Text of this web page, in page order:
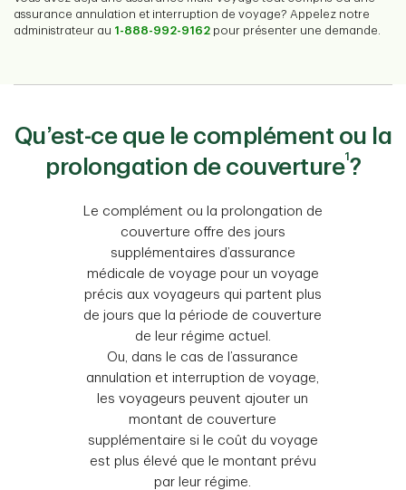
assurance annulation et interruption de voyage? Appelez notre
administrateur au 1-888-992-9162 pour présenter une demande.
Qu’est-ce que le complément ou la
prolongation de couverture1?
Le complément ou la prolongation de
couverture offre des jours
supplémentaires d’assurance
médicale de voyage pour un voyage
précis aux voyageurs qui partent plus
de jours que la période de couverture
de leur régime actuel.
Ou, dans le cas de l’assurance
annulation et interruption de voyage,
les voyageurs peuvent ajouter un
montant de couverture
supplémentaire si le coût du voyage
est plus élevé que le montant prévu
par leur régime.